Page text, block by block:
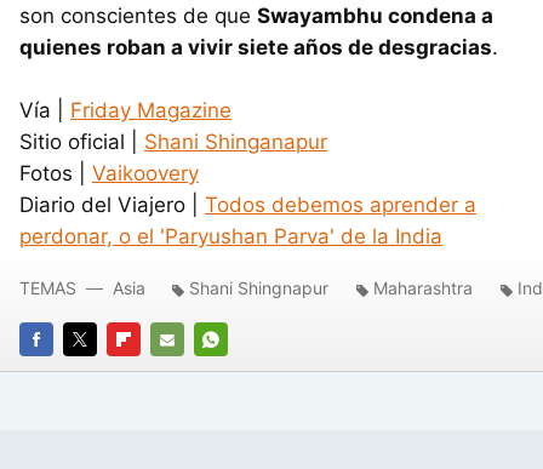
son conscientes de que Swayambhu condena a
quienes roban a vivir siete años de desgracias.
Vía | Friday Magazine
Sitio oficial | Shani Shinganapur
Fotos | Vaikoovery
Diario del Viajero | Todos debemos aprender a
perdonar, o el 'Paryushan Parva' de la India
FACEBOOK
TWITTERFLIPBOARD
E-
WHATSAPP
TEMAS Asia Shani Shingnapur Maharashtra